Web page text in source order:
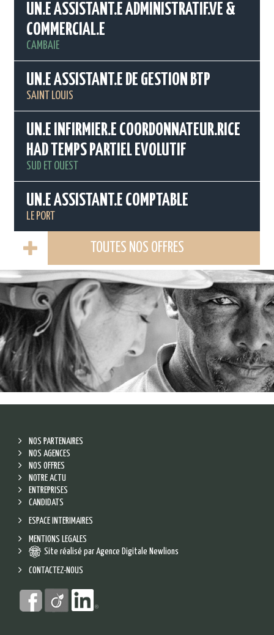
UN.E ASSISTANT.E ADMINISTRATIF.VE &
COMMERCIAL.E
CAMBAIE
UN.E ASSISTANT.E DE GESTION BTP
SAINT LOUIS
UN.E INFIRMIER.E COORDONNATEUR.RICE
HAD TEMPS PARTIEL EVOLUTIF
SUD ET OUEST
UN.E ASSISTANT.E COMPTABLE
LE PORT
TOUTES NOS OFFRES
NOS PARTENAIRES
NOS AGENCES
NOS OFFRES
NOTRE ACTU
ENTREPRISES
CANDIDATS
ESPACE INTERIMAIRES
MENTIONS LEGALES
Site réalisé par Agence Digitale Newlions
CONTACTEZ-NOUS